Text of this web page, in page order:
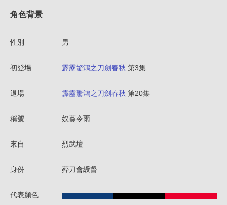
角色背景
性別 男
初登場 霹靂驚鴻之刀劍春秋 第3集
退場 霹靂驚鴻之刀劍春秋 第20集
稱號 奴葵令雨
來自 烈武壇
身份 葬刀會綬督
代表顏色